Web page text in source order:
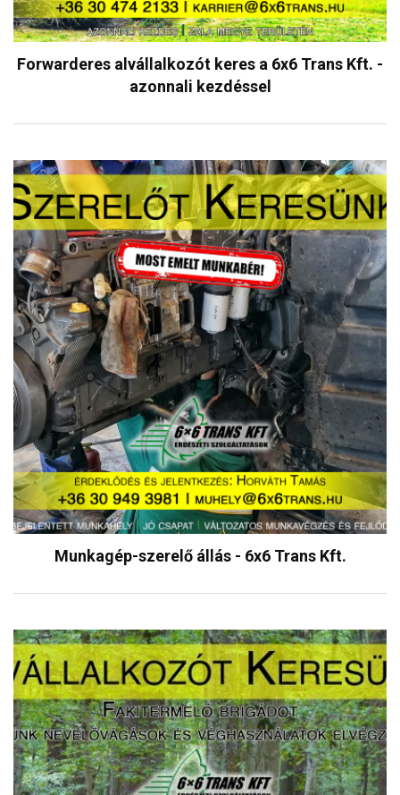
Forwarderes alvállalkozót keres a 6x6 Trans Kft. -
azonnali kezdéssel
Munkagép-szerelő állás - 6x6 Trans Kft.